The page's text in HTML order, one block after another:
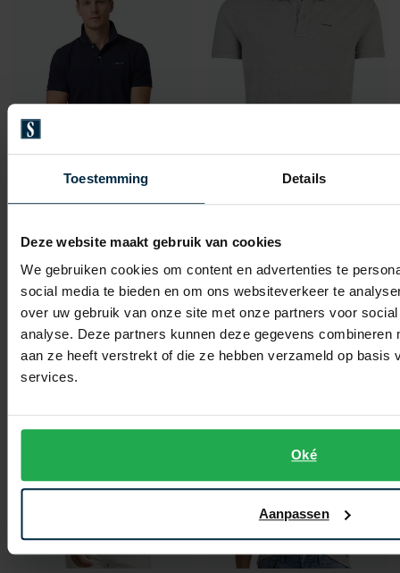
Toestemming Details
Deze website maakt gebruik van cookies
We gebruiken cookies om content en advertenties te
social media te bieden en om ons websiteverkeer te
over uw gebruik van onze site met onze partners voor
analyse. Deze partners kunnen deze gegevens combineren
aan ze heeft verstrekt of die ze hebben verzameld op basis
services.
Oké
Aanpassen
polo donkerblauw effen katoen wijde fit
€ 89,95€ 71,96 -
20%
Poloshirt grijs
€ 89,95€ 71,96 -
20%